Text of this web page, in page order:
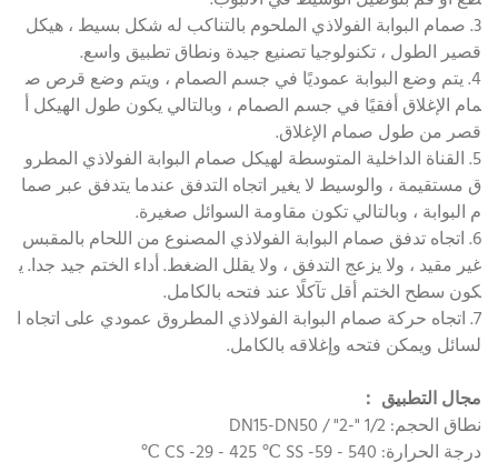
3. صمام البوابة الفولاذي الملحوم بالتناكب له شكل بسيط ، هيكل
قصير الطول ، تكنولوجيا تصنيع جيدة ونطاق تطبيق واسع.
4. يتم وضع البوابة عموديًا في جسم الصمام ، ويتم وضع قرص ص
مام الإغلاق أفقيًا في جسم الصمام ، وبالتالي يكون طول الهيكل أ
قصر من طول صمام الإغلاق.
5. القناة الداخلية المتوسطة لهيكل صمام البوابة الفولاذي المطرو
ق مستقيمة ، والوسيط لا يغير اتجاه التدفق عندما يتدفق عبر صما
م البوابة ، وبالتالي تكون مقاومة السوائل صغيرة.
6. اتجاه تدفق صمام البوابة الفولاذي المصنوع من اللحام بالمقبس
غير مقيد ، ولا يزعج التدفق ، ولا يقلل الضغط. أداء الختم جيد جدا. ي
كون سطح الختم أقل تآكلًا عند فتحه بالكامل.
7. اتجاه حركة صمام البوابة الفولاذي المطروق عمودي على اتجاه ا
لسائل ويمكن فتحه وإغلاقه بالكامل.
مجال التطبيق ：
نطاق الحجم: 1/2 "-2" / DN15-DN50
درجة الحرارة: CS -29 - 425 ℃ SS -59 - 540 ℃